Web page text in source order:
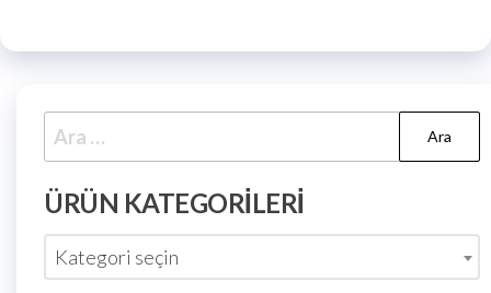
ÜRÜN KATEGORILERI
Kategori seçin